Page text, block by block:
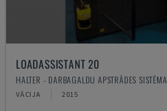
LOADASSISTANT 20
HALTER - DARBAGALDU APSTRĀDES SISTĒMA
VĀCIJA 2015